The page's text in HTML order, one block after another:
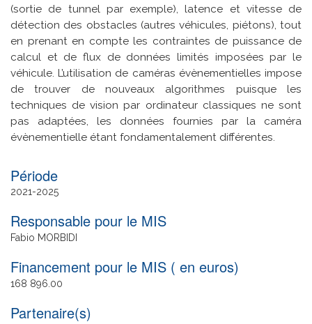
(sortie de tunnel par exemple), latence et vitesse de
détection des obstacles (autres véhicules, piétons), tout
en prenant en compte les contraintes de puissance de
calcul et de flux de données limités imposées par le
véhicule. L’utilisation de caméras évènementielles impose
de trouver de nouveaux algorithmes puisque les
techniques de vision par ordinateur classiques ne sont
pas adaptées, les données fournies par la caméra
évènementielle étant fondamentalement différentes.
2021
Date
de
fin
2025
Responsable pour le MIS
Fabio MORBIDI
Financement pour le MIS ( en euros)
168 896.00
Partenaire(s)